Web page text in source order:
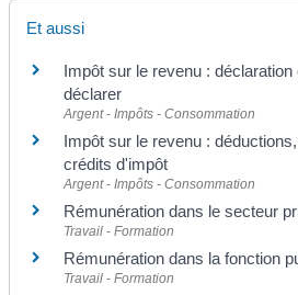
Et aussi
Impôt sur le revenu :
déclarer
Argent - Impôts - Consommation
Impôt sur le revenu :
crédits d'impôt
Argent - Impôts - Consommation
Rémunération dans le secteur
Travail - Formation
Rémunération dans la fonction
Travail - Formation